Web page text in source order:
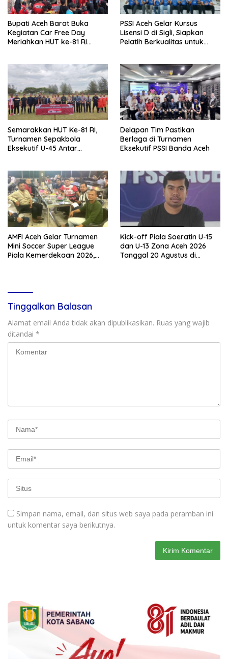
Bupati Aceh Barat Buka
Kegiatan Car Free Day
Meriahkan HUT ke-81 RI
PSSI Aceh Gelar Kursus
Lisensi D di Sigli, Siapkan
Pelatih Berkualitas untuk
Semarakkan HUT Ke-81 RI,
Turnamen Sepakbola
Eksekutif U-45 Antar
Delapan Tim Pastikan
Berlaga di Turnamen
Eksekutif PSSI Banda Aceh
AMFI Aceh Gelar Turnamen
Mini Soccer Super League
Piala Kemerdekaan 2026,
Kick-off Piala Soeratin U-15
dan U-13 Zona Aceh 2026
Tanggal 20 Agustus di
Tinggalkan Balasan
Alamat email Anda tidak akan dipublikasikan. Ruas yang wajib
ditandai *
Simpan nama, email, dan situs web saya pada peramban ini
untuk komentar saya berikutnya.